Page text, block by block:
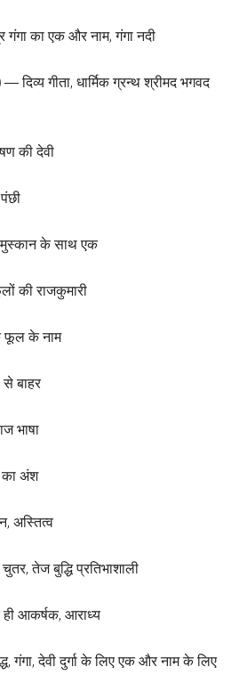
गंगा का एक और नाम, गंगा नदी
― दिव्य गीता, धार्मिक ग्रन्थ श्रीमद भगवद
की देवी
के साथ एक
की राजकुमारी
के नाम
बाहर
भाषा
का अंश
अस्तित्व
तेज बुद्धि प्रतिभाशाली
आकर्षक, आराध्य
गंगा, देवी दुर्गा के लिए एक और नाम के लिए